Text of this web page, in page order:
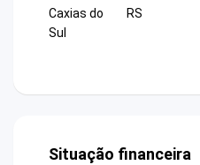
Caxias do
Sul
RS
Situação financeira